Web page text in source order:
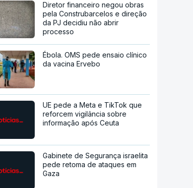
Diretor financeiro negou obras
pela Construbarcelos e direção
da PJ decidiu não abrir
processo
Ébola. OMS pede ensaio clínico
da vacina Ervebo
UE pede a Meta e TikTok que
reforcem vigilância sobre
informação após Ceuta
Gabinete de Segurança israelita
pede retoma de ataques em
Gaza